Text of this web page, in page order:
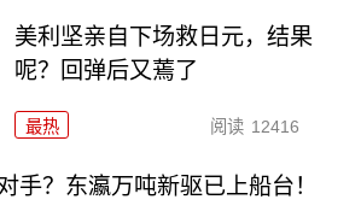
美利坚亲自下场救日元，结果
呢？回弹后又蔫了
最热 阅读 12416
手？东瀛万吨新驱已上船台！